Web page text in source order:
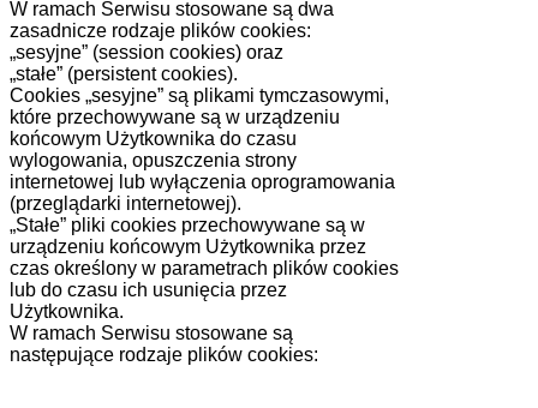
W ramach Serwisu stosowane są dwa
zasadnicze rodzaje plików cookies:
„sesyjne” (session cookies) oraz
„stałe” (persistent cookies).
Cookies „sesyjne” są plikami tymczasowymi,
które przechowywane są w urządzeniu
końcowym Użytkownika do czasu
wylogowania, opuszczenia strony
internetowej lub wyłączenia oprogramowania
(przeglądarki internetowej).
„Stałe” pliki cookies przechowywane są w
urządzeniu końcowym Użytkownika przez
czas określony w parametrach plików cookies
lub do czasu ich usunięcia przez
Użytkownika.
W ramach Serwisu stosowane są
następujące rodzaje plików cookies: